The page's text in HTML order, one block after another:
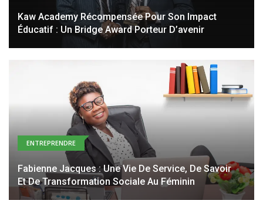
Kaw Academy Récompensée Pour Son Impact
Éducatif : Un Bridge Award Porteur D’avenir
ENTREPRENDRE
Fabienne Jacques : Une Vie De Service, De Savoir
Et De Transformation Sociale Au Féminin